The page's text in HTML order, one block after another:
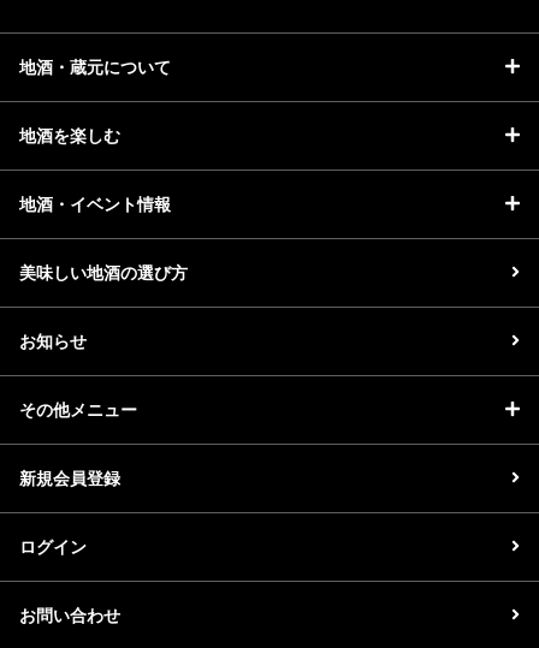
地酒・蔵元について
地酒を楽しむ
地酒・イベント情報
美味しい地酒の選び方
お知らせ
その他メニュー
新規会員登録
ログイン
お問い合わせ